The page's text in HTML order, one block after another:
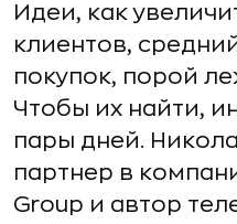
Идеи, как
клиентов,
покупок, порой
Чтобы их найти,
пары дней.
партнер в
Group и автор